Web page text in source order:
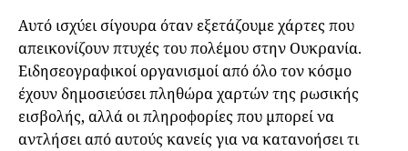
Αυτό ισχύει σίγουρα όταν εξετάζουμε χάρτες που
απεικονίζουν πτυχές του πολέμου στην Ουκρανία.
Ειδησεογραφικοί οργανισμοί από όλο τον κόσμο
έχουν δημοσιεύσει πληθώρα χαρτών της ρωσικής
εισβολής, αλλά οι πληροφορίες που μπορεί να
αντλήσει από αυτούς κανείς για να κατανοήσει τι